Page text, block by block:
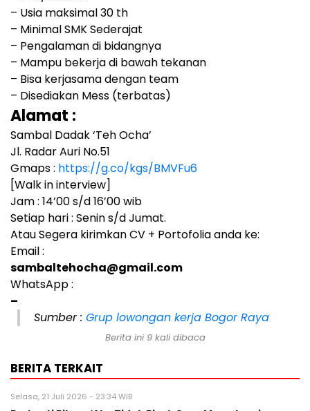
– Usia maksimal 30 th
– Minimal SMK Sederajat
– Pengalaman di bidangnya
– Mampu bekerja di bawah tekanan
– Bisa kerjasama dengan team
– Disediakan Mess (terbatas)
Alamat :
Sambal Dadak ‘Teh Ocha’
Jl. Radar Auri No.51
Gmaps : https://g.co/kgs/BMVFu6
[Walk in interview]
Jam : 14’00 s/d 16’00 wib
Setiap hari : Senin s/d Jumat.
Atau Segera kirimkan CV + Portofolia anda ke:
Email :
sambaltehocha@gmail.com
WhatsApp :
–
Sumber : Grup lowongan kerja Bogor Raya
Berita ini 9 kali dibaca
BERITA TERKAIT
Selasa, 21 Juli 2026 - 23:34 WIB